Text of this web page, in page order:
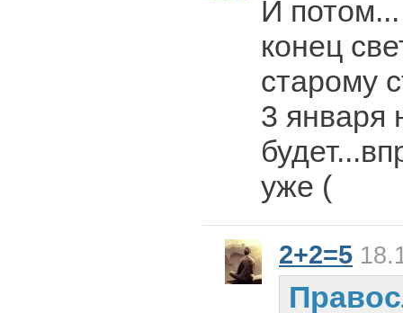
И потом...
конец
старому
3 января
уже (
2+2=5